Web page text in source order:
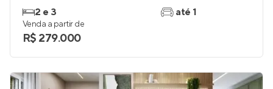
2 e 3
até 1
Venda a partir de
R$ 279.000